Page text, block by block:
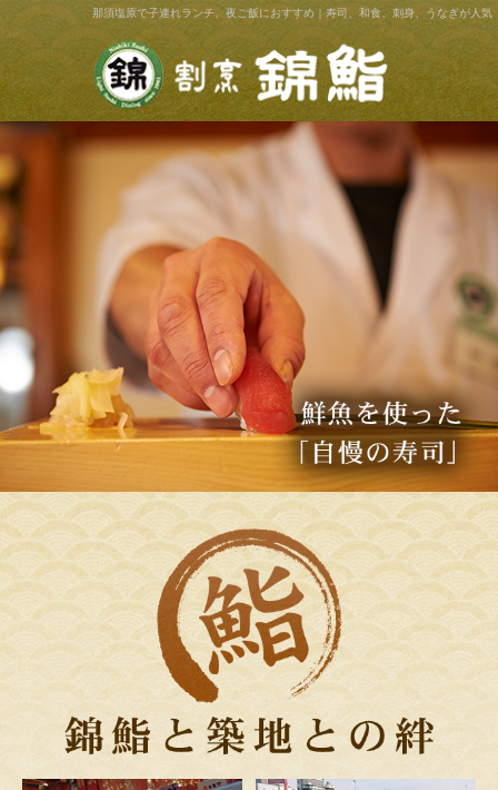
那須塩原で子連れランチ、夜ご飯におすすめ｜寿司、和食、刺身、うなぎが人気